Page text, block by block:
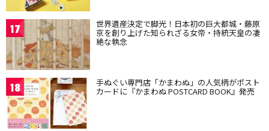
17 世界遺産決定で脚光！日本初の巨大都城・藤原
京を創り上げた知られざる女帝・持統天皇の凄
絶な執念
18 手ぬぐい専門店「かまわぬ」の人気柄がポスト
カードに『かまわぬ POSTCARD BOOK』発売